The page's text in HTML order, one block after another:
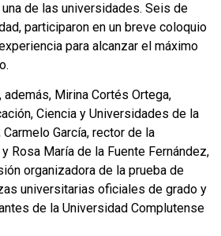
de las universidades. Seis de
participaron en un breve coloquio
para alcanzar el máximo
además, Mirina Cortés Ortega,
Ciencia y Universidades de la
García, rector de la
Rosa María de la Fuente Fernández,
organizadora de la prueba de
universitarias oficiales de grado y
de la Universidad Complutense